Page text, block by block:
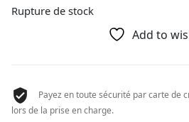
Rupture de stock
Add to
Payez en toute sécurité par carte de
lors de la prise en charge.